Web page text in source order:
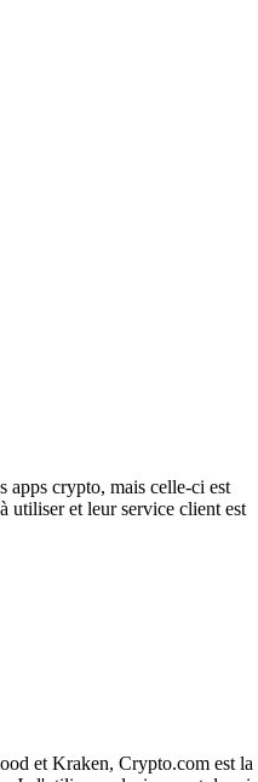
apps crypto, mais celle-ci est
utiliser et leur service client est
et Kraken, Crypto.com est la